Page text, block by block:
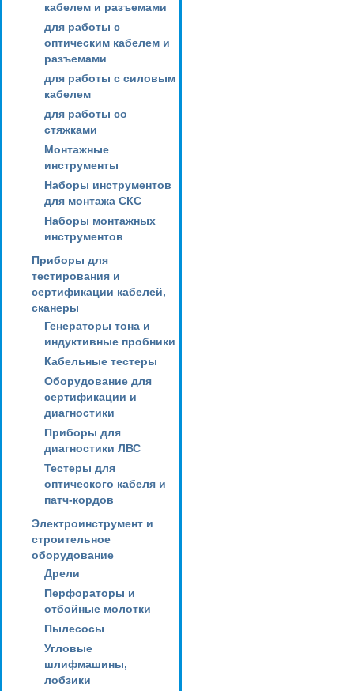
кабелем и разъемами
для работы с
оптическим кабелем и
разъемами
для работы с силовым
кабелем
для работы со
стяжками
Монтажные
инструменты
Наборы инструментов
для монтажа СКС
Наборы монтажных
инструментов
Приборы для
тестирования и
сертификации кабелей,
сканеры
Генераторы тона и
индуктивные пробники
Кабельные тестеры
Оборудование для
сертификации и
диагностики
Приборы для
диагностики ЛВС
Тестеры для
оптического кабеля и
патч-кордов
Электроинструмент и
строительное
оборудование
Дрели
Перфораторы и
отбойные молотки
Пылесосы
Угловые
шлифмашины,
лобзики